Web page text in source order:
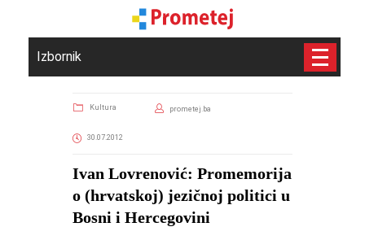
Izbornik
Kultura prometej.ba
30.07.2012
Ivan Lovrenović: Promemorija
o (hrvatskoj) jezičnoj politici u
Bosni i Hercegovini